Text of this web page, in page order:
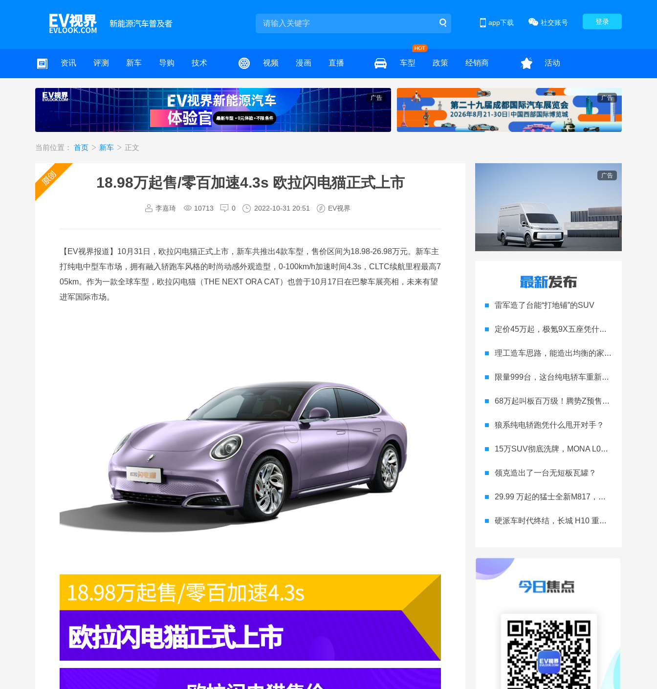
登录
社交账号
app下载
资讯 评测 新车 导购 技术 视频 漫画 直播 车型 政策 经销商 活动
广告 广告
当前位置： 首页 新车 正文
18.98万起售/零百加速4.3s 欧拉闪电猫正式上市
李嘉琦 10713 0 2022-10-31 20:51 EV视界
【EV视界报道】10月31日，欧拉闪电猫正式上市，新车共推出4款车型，售价区间为18.98-26.98万元。新车主
打纯电中型车市场，拥有融入轿跑车风格的时尚动感外观造型，0-100km/h加速时间4.3s，CLTC续航里程最高7
05km。作为一款全球车型，欧拉闪电猫（THE NEXT ORA CAT）也曾于10月17日在巴黎车展亮相，未来有望
进军国际市场。
广告
雷军造了台能“打地铺”的SUV
定价45万起，极氪9X五座凭什么领跑高端
理工造车思路，能造出均衡的家用轿跑吗
限量999台，这台纯电轿车重新定义运动家用
68万起叫板百万级！腾势Z预售开启
狼系纯电轿跑凭什么甩开对手？
15万SUV彻底洗牌，MONA L03直接降维打击
领克造出了一台无短板瓦罐？
29.99 万起的猛士全新M817，从此越野不靠老司机
硬派车时代终结，长城 H10 重新洗牌